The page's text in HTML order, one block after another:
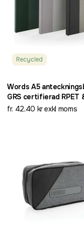
Recycled
Words A5
GRS certifierad RPET
fr. 42,40 kr exkl moms